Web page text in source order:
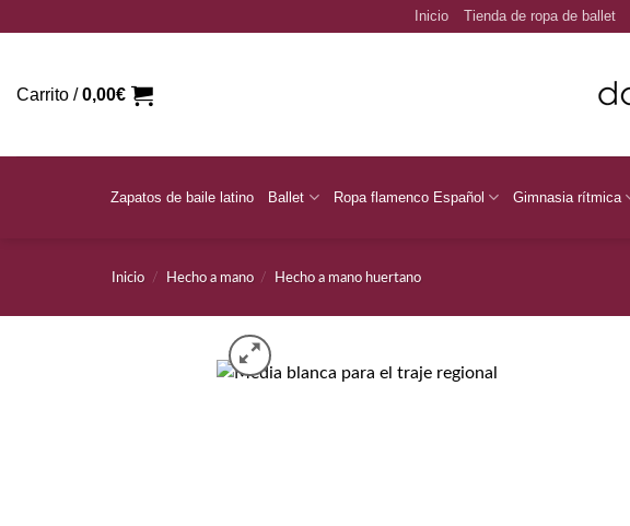
Inicio Tienda de ropa de ballet
Carrito /0,00€
Zapatos de baile latino Ballet Ropa flamenco Español Gimnasia rítmica
Inicio / Hecho a mano / Hecho a mano huertano